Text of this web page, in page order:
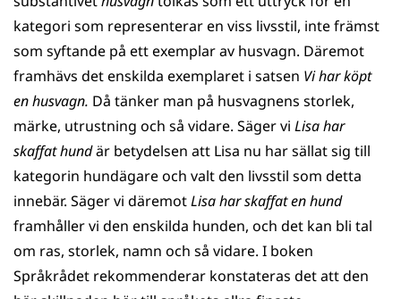
kategori som representerar en viss livsstil, inte främst
som syftande på ett exemplar av husvagn. Däremot
framhävs det enskilda exemplaret i satsen Vi har köpt
en husvagn. Då tänker man på husvagnens storlek,
märke, utrustning och så vidare. Säger vi Lisa har
skaffat hundär betydelsen att Lisa nu har sällat sig till
kategorin hundägare och valt den livsstil som detta
innebär. Säger vi däremotLisa har skaffat en hund
framhåller vi den enskilda hunden, och det kan bli tal
om ras, storlek, namn och så vidare. I boken
Språkrådet rekommenderar konstateras det att den